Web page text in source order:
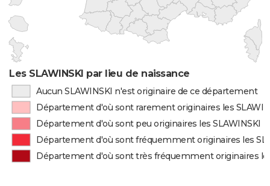
Les SLAWINSKI par lieu de naissance
Aucun SLAWINSKI n'est originaire de ce département
Département d'où sont rarement originaires les
Département d'où sont peu originaires les SLAWINSKI
Département d'où sont fréquemment originaires les
Département d'où sont très fréquemment originaires